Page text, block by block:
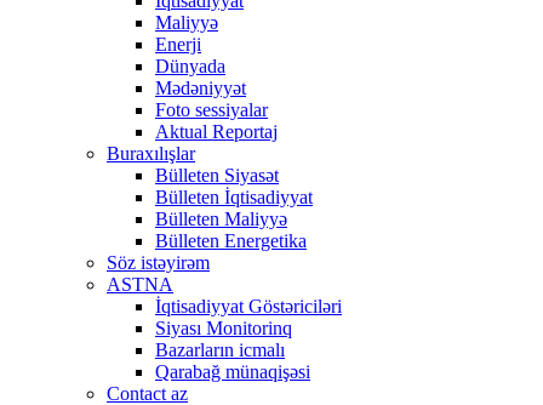
Maliyyə
Enerji
Dünyada
Mədəniyyət
Foto sessiyalar
Aktual Reportaj
Buraxılışlar
Bülleten Siyasət
Bülleten İqtisadiyyat
Bülleten Maliyyə
Bülleten Energetika
Söz istəyirəm
ASTNA
İqtisadiyyat Göstəriciləri
Siyası Monitorinq
Bazarların icmalı
Qarabağ münaqişəsi
Contact az